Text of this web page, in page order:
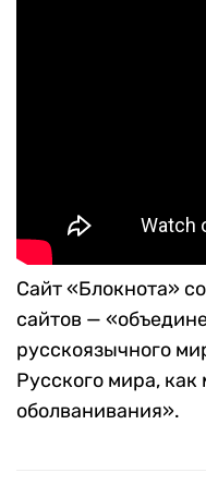
Сайт «Блокнота»
сайтов —
русскоязычного
Русского мира,
оболванивания».